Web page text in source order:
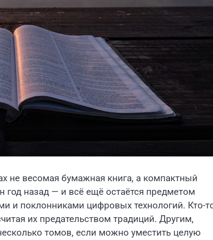
не весомая бумажная книга, а компактный
год назад — и всё ещё остаётся предметом
и поклонниками цифровых технологий. Кто-
их предательством традиций. Другим,
томов, если можно уместить целую